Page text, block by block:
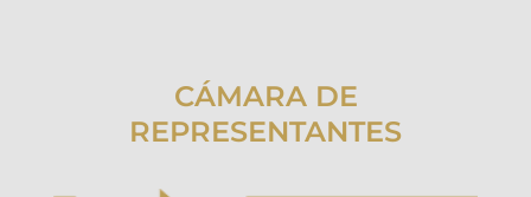
CÁMARA DE
REPRESENTANTES